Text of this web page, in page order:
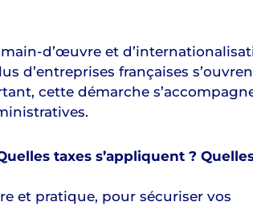
d’œuvre et
d’entreprises françaises
cette démarche
taxes s’appliquent ?
et pratique, pour sécuriser vos